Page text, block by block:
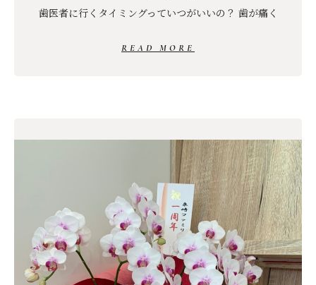
歯医者に行くタイミングっていつがいいの？ 歯が痛く
READ MORE